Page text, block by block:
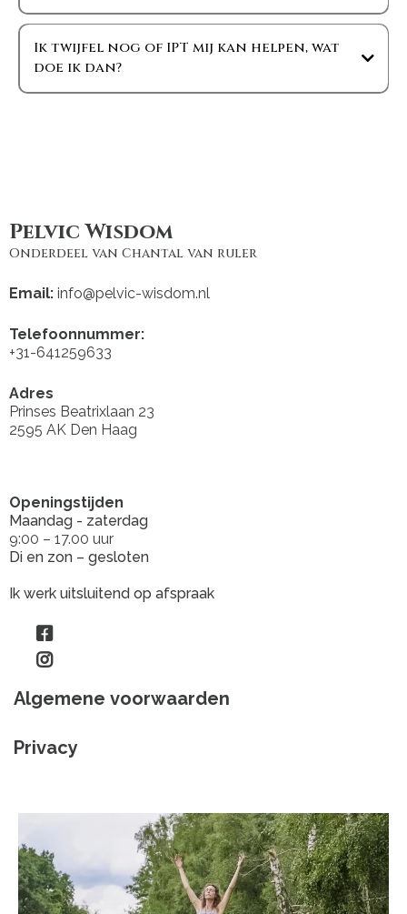
Ik twijfel nog of IPT mij kan helpen, wat
doe ik dan?
Pelvic Wisdom
Onderdeel van Chantal van ruler
Email: info@pelvic-wisdom.nl
Telefoonnummer:
+31-641259633
Adres
Prinses Beatrixlaan 23
2595 AK Den Haag
Openingstijden
Maandag - zaterdag
9:00 – 17.00 uur
Di en zon – gesloten
Ik werk uitsluitend op afspraak
Algemene voorwaarden
Privacy